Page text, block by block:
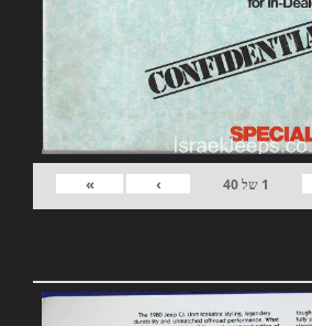
1 של40
›
»